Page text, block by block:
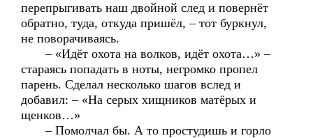
перепрыгивать наш двойной след и повернёт
обратно, туда, откуда пришёл, – тот буркнул,
не поворачиваясь.
– «Идёт охота на волков, идёт охота…» –
стараясь попадать в ноты, негромко пропел
парень. Сделал несколько шагов вслед и
добавил: – «На серых хищников матёрых и
щенков…»
– Помолчал бы. А то простудишь и горло